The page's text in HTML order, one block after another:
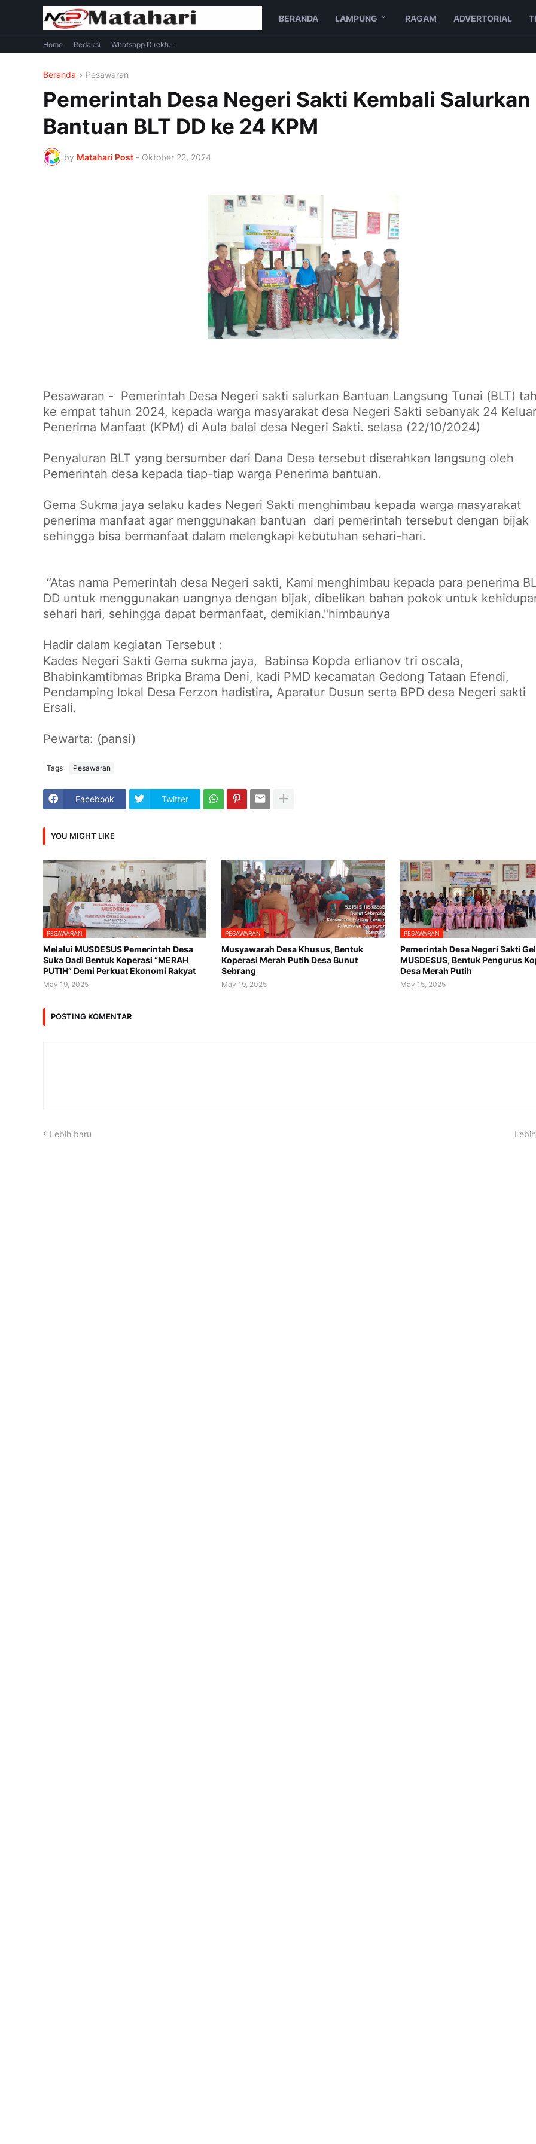
BERANDA LAMPUNG RAGAM ADVERTORIAL
Home Redaksi Whatsapp Direktur
Beranda Pesawaran
Pemerintah Desa Negeri Sakti Kembali Salurkan
Bantuan BLT DD ke 24 KPM
by Matahari Post - Oktober 22, 2024
Pesawaran - Pemerintah Desa Negeri sakti salurkan Bantuan Langsung Tunai (BLT)
ke empat tahun 2024, kepada warga masyarakat desa Negeri Sakti sebanyak 24
Penerima Manfaat (KPM) di Aula balai desa Negeri Sakti. selasa (22/10/2024)
Penyaluran BLT yang bersumber dari Dana Desa tersebut diserahkan langsung oleh
Pemerintah desa kepada tiap-tiap warga Penerima bantuan.
Gema Sukma jaya selaku kades Negeri Sakti menghimbau kepada warga masyarakat
penerima manfaat agar menggunakan bantuan dari pemerintah tersebut dengan bijak
sehingga bisa bermanfaat dalam melengkapi kebutuhan sehari-hari.
“Atas nama Pemerintah desa Negeri sakti, Kami menghimbau kepada para penerima
DD untuk menggunakan uangnya dengan bijak, dibelikan bahan pokok untuk
sehari hari, sehingga dapat bermanfaat, demikian."himbaunya
Hadir dalam kegiatan Tersebut :
Kades Negeri Sakti Gema sukma jaya, Babinsa Kopda erlianov tri oscala,
Bhabinkamtibmas Bripka Brama Deni, kadi PMD kecamatan Gedong Tataan Efendi,
Pendamping lokal Desa Ferzon hadistira, Aparatur Dusun serta BPD desa Negeri sakti
Ersali.
Pewarta: (pansi)
Tags Pesawaran
Facebook Twitter
YOU MIGHT LIKE
PESAWARAN
Melalui MUSDESUS Pemerintah Desa
Suka Dadi Bentuk Koperasi “MERAH
PUTIH” Demi Perkuat Ekonomi Rakyat
May 19, 2025
PESAWARAN
Musyawarah Desa Khusus, Bentuk
Koperasi Merah Putih Desa Bunut
Sebrang
May 19, 2025
PESAWARAN
Pemerintah Desa Negeri Sakti
MUSDESUS, Bentuk Pengurus
Desa Merah Putih
May 15, 2025
POSTING KOMENTAR
Lebih baru